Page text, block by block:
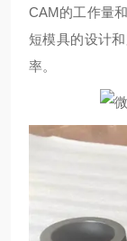
CAM的工作量
短模具的设计
率。